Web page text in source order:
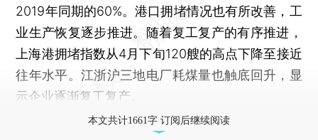
2019年同期的60%。港口拥堵情况也有所改善，工
业生产恢复逐步推进。随着复工复产的有序推进，
上海港拥堵指数从4月下旬120艘的高点下降至接近
往年水平。江浙沪三地电厂耗煤量也触底回升，显
示企业逐渐复工复产。
本文共计1661字 订阅后继续阅读